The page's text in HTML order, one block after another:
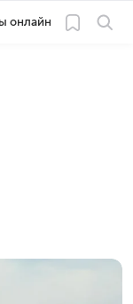
онлайн